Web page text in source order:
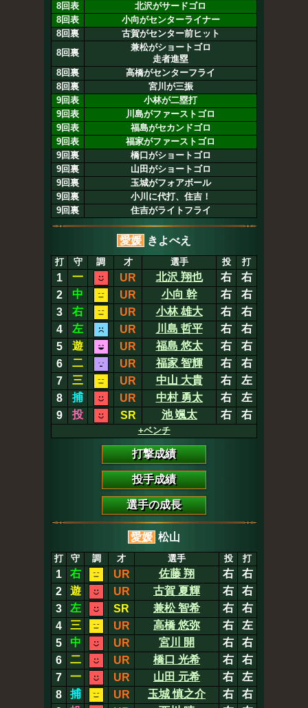
8回表
北沢がサードゴロ
8回表
小向がセンターライナー
8回裏
古賀がセンター前ヒット
8回裏
兼松がショートゴロ
走者進塁
8回裏
高橋がセンターフライ
8回裏
宮川が三振
9回表
小林が二塁打
9回表
川島がファーストゴロ
9回表
福島がセカンドゴロ
9回表
福家がファーストゴロ
9回裏
橋口がショートゴロ
9回裏
山田がショートゴロ
9回裏
玉城がフォアボール
9回裏
小川に代打、住吉！
9回裏
住吉がライトフライ
愛媛 きよべえ
打 守 調 才 選手 投 打
1 一 UR 北沢 翔也 右
右
2
中 UR 小向 幹 右
右
3
右 UR 小林 雄大 右
右
4
左 UR 川島 哲平 右
右
5
遊 UR 福島 悠太 右
右
6
二 UR 福家 智輝 右
右
7
三 UR 中山 大貴 右
左
8
捕 UR 中村 勇太 右
左
9
投 SR 池 颯太 右 右
+ベンチ
打撃成績
投手成績
選手の成長
愛媛 松山
打 守 調 才 選手 投 打
1 右 UR 佐藤 翔 右
右
2
遊 UR 古賀 夏輝 右
右
3
左 SR 兼松 智希 右
右
4
三 UR 高橋 悠弥 右
左
5
中 UR 宮川 開 右
右
6
二 UR 橋口 光希 右
右
7
一 UR 山田 元希 右
左
8
捕 UR 玉城 慎之介 右
右